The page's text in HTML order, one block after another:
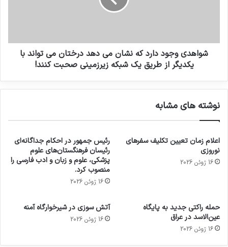
شواهدی وجود دارد که نشان می دهد درختان می تواند با
یکدیگر از طریق یک شبکه زیرزمینی صحبت کنند!
نوشته های مشابه
اعلام زمان تعیین تکلیف سفرهای
نوروزی
16 ژوئن 2026
رئیس جمهور در احکام جداگانه‌ای
رئیسان فرهنگستان‌های علوم
پزشکی، علوم و زبان و ادب فارسی را
منصوب کرد.
16 ژوئن 2026
حمله راکتی جدید به پایگاه
عین‌الاسد در عراق
16 ژوئن 2026
آتش سوزی در شیرخوارگاه آمنه
16 ژوئن 2026